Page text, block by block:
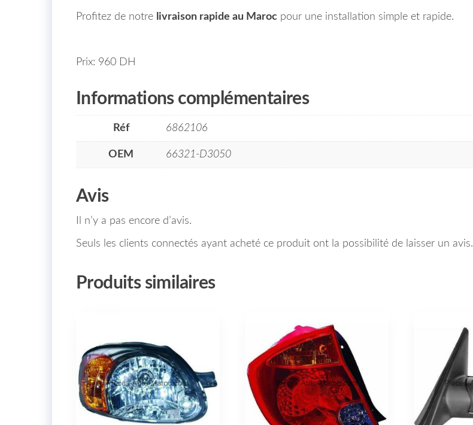
Profitez de notre livraison rapide au Maroc pour une installation simple et rapide.
Prix: 960 DH
Informations complémentaires
Réf 6862106
OEM 66321-D3050
Avis
Il n’y a pas encore d’avis.
Seuls les clients connectés ayant acheté ce produit ont la possibilité de laisser un avis.
Produits similaires